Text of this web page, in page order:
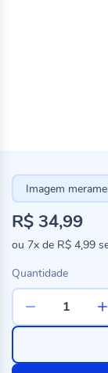
Imagem
R$ 34,99
ou 7x de R$ 4,99
Quantidade